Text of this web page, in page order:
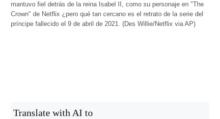
mantuvo fiel detrás de la reina Isabel II, como su personaje en "The
Crown" de Netflix ¿pero qué tan cercano es el retrato de la serie del
príncipe fallecido el 9 de abril de 2021. (Des Willie/Netflix via AP)
Translate with AI to